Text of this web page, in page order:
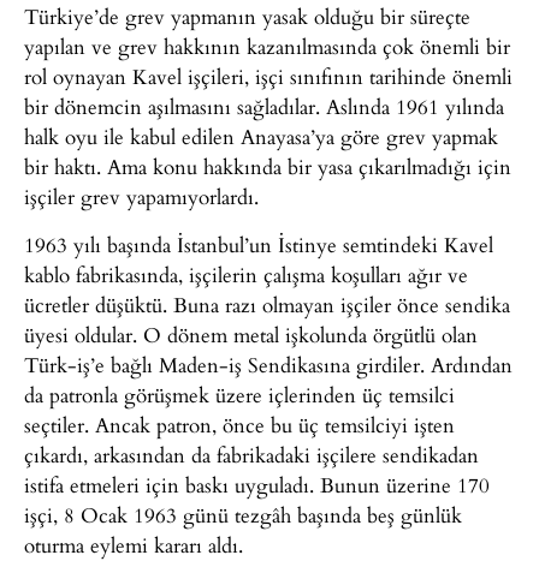
Türkiye’de grev yapmanın yasak olduğu bir süreçte
yapılan ve grev hakkının kazanılmasında çok önemli bir
rol oynayan Kavel işçileri, işçi sınıfının tarihinde önemli
bir dönemcin aşılmasını sağladılar. Aslında 1961 yılında
halk oyu ile kabul edilen Anayasa’ya göre grev yapmak
bir haktı. Ama konu hakkında bir yasa çıkarılmadığı için
işçiler grev yapamıyorlardı.
1963 yılı başında İstanbul’un İstinye semtindeki Kavel
kablo fabrikasında, işçilerin çalışma koşulları ağır ve
ücretler düşüktü. Buna razı olmayan işçiler önce sendika
üyesi oldular. O dönem metal işkolunda örgütlü olan
Türk-iş’e bağlı Maden-iş Sendikasına girdiler. Ardından
da patronla görüşmek üzere içlerinden üç temsilci
seçtiler. Ancak patron, önce bu üç temsilciyi işten
çıkardı, arkasından da fabrikadaki işçilere sendikadan
istifa etmeleri için baskı uyguladı. Bunun üzerine 170
işçi, 8 Ocak 1963 günü tezgâh başında beş günlük
oturma eylemi kararı aldı.